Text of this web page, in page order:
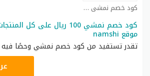
كود خصم نمشي كوبون
كود خصم نمشي 100 ريال على كل
موقع namshi
تقدر تستفيد من كود خصم نمشي وحصًا فيه